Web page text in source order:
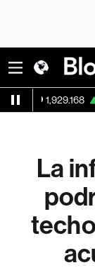
+1.22%
La